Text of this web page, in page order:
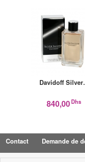
Davidoff
840,00Dhs
Contact Demande de